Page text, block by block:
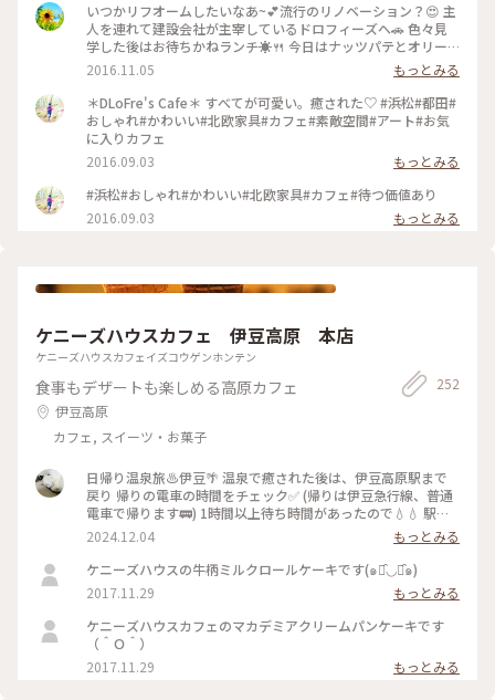
いつかリフオームしたいなあ~💕流行のリノベーション？😍 主
人を連れて建設会社が主宰しているドロフィーズへ🚗 色々見
学した後はお待ちかねランチ☀🍴 今日はナッツパテとオリー
ブペーストと ボロニアソーセージのサラディエール ￥1,180を
頂きました💕 これにフォッカチャがつきます🎵 食べきれない
ほどの量に新鮮なお野菜❗身体が喜ぶメニューばかりです
(’-’*)♪ いつか素敵なリノベーション‼出来ると良いなあ(*^^*)
#ずっと好きな味#秋ごはん#ランチ#ドライブ#野菜#健康#スロ
2016.11.05
もっとみる
＊DLoFre's Cafe＊ すべてが可愛い。癒された♡ #浜松#都田#
おしゃれ#かわいい#北欧家具#カフェ#素敵空間#アート#お気
に入りカフェ
2016.09.03
もっとみる
#浜松#おしゃれ#かわいい#北欧家具#カフェ#待つ価値あり
2016.09.03
もっとみる
ケニーズハウスカフェ 伊豆高原 本店
ケニーズハウスカフェイズコウゲンホンテン
食事もデザートも楽しめる高原カフェ
伊豆高原
カフェ, スイーツ・お菓子
252
日帰り温泉旅♨️伊豆🌴 温泉で癒された後は、伊豆高原駅まで
戻り 帰りの電車の時間をチェック✅ (帰りは伊豆急行線、普通
電車で帰ります🚃) 1時間以上待ち時間があったので💧💧 駅か
ら徒歩圏内で検索し🔍徒歩10分🚶‍♀️ ケニーズハウスカフェさん
でお茶休憩☕️ …ですが、暖かかったので🌤️人気の ソフトクリ
ームを使ったサンデーを🍨🍦 連れはベリー&ベリー🫐🍓 私は
マカダミアナッツソルト🧂🥜 温泉で温まった身体に沁みる〜
🤍 ちなみに駅からは坂道もありちょっと良い 運動にもなりま
す🏃‍♀️🏃🏻笑 #ことりっぷ伊豆#伊豆急行線 #伊豆高原駅#ケニー
ズハウスカフェ #ソフトクリーム#サンデー#テラス席#暖炉 #
ベストトリップ2024 #スターバックスラスカ熱海店 #東海道線
#相模湾
2024.12.04
もっとみる
ケニーズハウスの牛柄ミルクロールケーキです(๑･̑◡･̑๑)
2017.11.29
もっとみる
ケニーズハウスカフェのマカデミアクリームパンケーキです
（＾Ｏ＾）
2017.11.29
もっとみる